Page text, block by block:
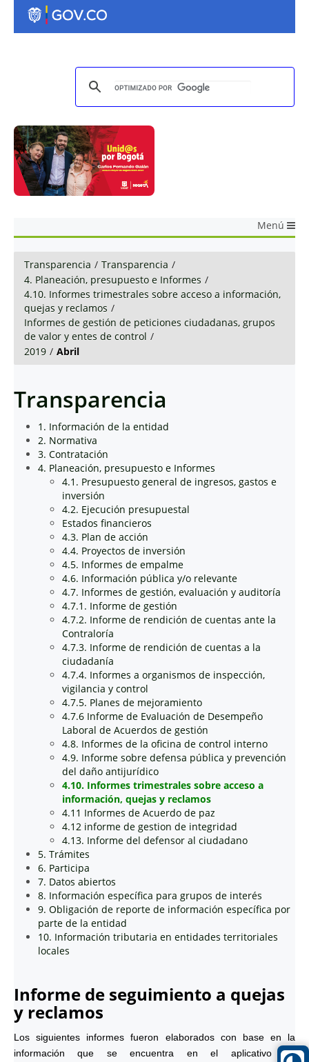
Menú
Transparencia / Transparencia /
4. Planeación, presupuesto e Informes /
4.10. Informes trimestrales sobre acceso a información,
quejas y reclamos /
Informes de gestión de peticiones ciudadanas, grupos
de valor y entes de control /
2019 / Abril
Transparencia
1. Información de la entidad
2. Normativa
3. Contratación
4. Planeación, presupuesto e Informes
4.1. Presupuesto general de ingresos, gastos e
inversión
4.2. Ejecución presupuestal
Estados financieros
4.3. Plan de acción
4.4. Proyectos de inversión
4.5. Informes de empalme
4.6. Información pública y/o relevante
4.7. Informes de gestión, evaluación y auditoría
4.7.1. Informe de gestión
4.7.2. Informe de rendición de cuentas ante la
Contraloría
4.7.3. Informe de rendición de cuentas a la
ciudadanía
4.7.4. Informes a organismos de inspección,
vigilancia y control
4.7.5. Planes de mejoramiento
4.7.6 Informe de Evaluación de Desempeño
Laboral de Acuerdos de gestión
4.8. Informes de la oficina de control interno
4.9. Informe sobre defensa pública y prevención
del daño antijurídico
4.10. Informes trimestrales sobre acceso a
información, quejas y reclamos
4.11 Informes de Acuerdo de paz
4.12 informe de gestion de integridad
4.13. Informe del defensor al ciudadano
5. Trámites
6. Participa
7. Datos abiertos
8. Información específica para grupos de interés
9. Obligación de reporte de información específica por
parte de la entidad
10. Información tributaria en entidades territoriales
locales
Informe de seguimiento a quejas
y reclamos
Los siguientes informes fueron elaborados con base en la
información que se encuentra en el aplicativo de